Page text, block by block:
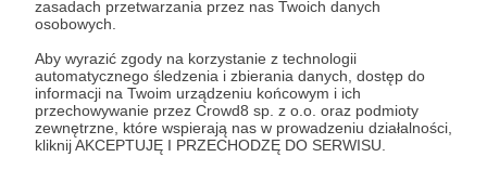
zasadach przetwarzania przez nas Twoich danych
osobowych.
Aby wyrazić zgody na korzystanie z technologii
automatycznego śledzenia i zbierania danych, dostęp do
informacji na Twoim urządzeniu końcowym i ich
przechowywanie przez Crowd8 sp. z o.o. oraz podmioty
zewnętrzne, które wspierają nas w prowadzeniu działalności,
kliknij AKCEPTUJĘ I PRZECHODZĘ DO SERWISU.
dostępny jest na stronie regulaminu Patronite.pl.